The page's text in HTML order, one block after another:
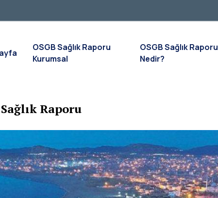
Raporu
OSGB Sağlık Raporu
Kurumsal
OSGB Sağlık Raporu
Nedir?